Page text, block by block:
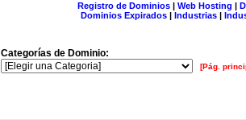
Registro de Dominios| Web Hosting |
Dominios Expirados | Industrias |
Categorías de Dominio:
[Pág.